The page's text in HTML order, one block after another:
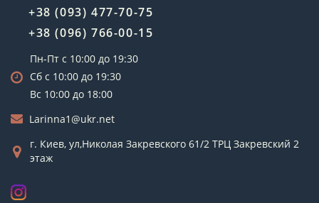
+38 (093) 477-70-75
+38 (096) 766-00-15
Пн-Пт с 10:00 до 19:30
Сб с 10:00 до 19:30
Вс 10:00 до 18:00
Larinna1@ukr.net
г. Киев, ул,Николая Закревского 61/2 ТРЦ Закревский 2
этаж